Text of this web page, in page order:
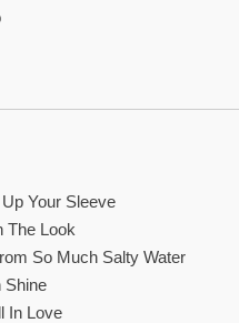
Your Sleeve
The Look
So Much Salty Water
Shine
In Love